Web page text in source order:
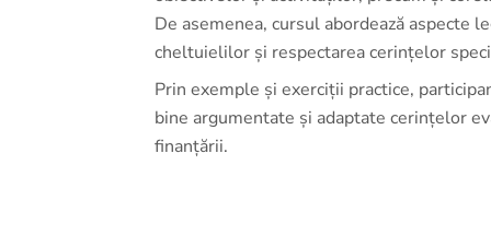
De asemenea, cursul abordează aspecte
cheltuielilor și respectarea cerințelor
Prin exemple și exerciții practice,
bine argumentate și adaptate cerințelor
finanțării.